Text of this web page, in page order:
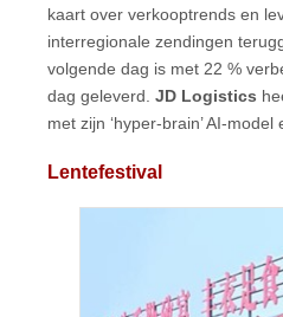
kaart over verkooptrends en
interregionale zendingen
volgende dag is met 22 %
dag geleverd. JD Logistics
met zijn ‘hyper-brain’ AI-
Lentefestival